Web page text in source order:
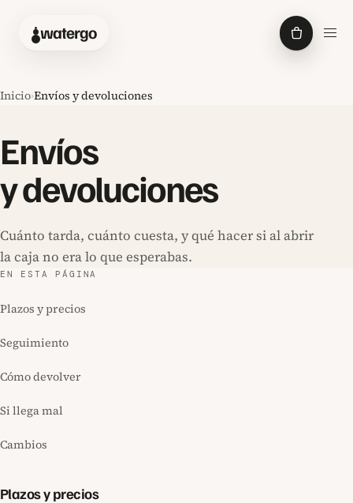
watergo
Inicio›Envíos y devoluciones
Envíos
y devoluciones
Cuánto tarda, cuánto cuesta, y qué hacer si al abrir
la caja no era lo que esperabas.
EN ESTA PÁGINA
Plazos y precios
Seguimiento
Cómo devolver
Si llega mal
Cambios
Plazos y precios